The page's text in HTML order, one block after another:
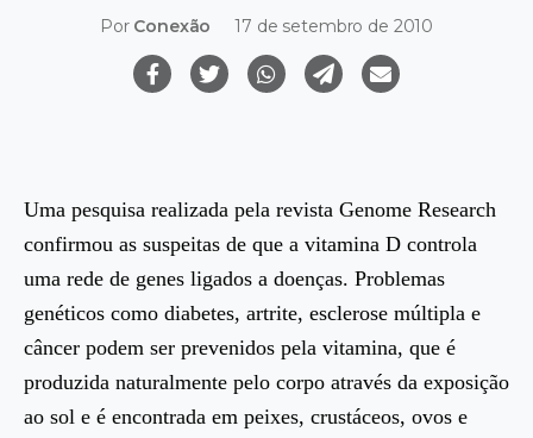
Por Conexão 17 de setembro de 2010
Uma pesquisa realizada pela revista Genome Research
confirmou as suspeitas de que a vitamina D controla
uma rede de genes ligados a doenças. Problemas
genéticos como diabetes, artrite, esclerose múltipla e
câncer podem ser prevenidos pela vitamina, que é
produzida naturalmente pelo corpo através da exposição
ao sol e é encontrada em peixes, crustáceos, ovos e